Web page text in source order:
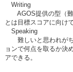
Writing
AGOS提供の型（難
とは目標スコアに向け
Speaking
難しいと思われがち
ョンで何点を取るか決
アできる。